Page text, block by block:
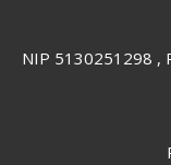
NIP 5130251298 ,